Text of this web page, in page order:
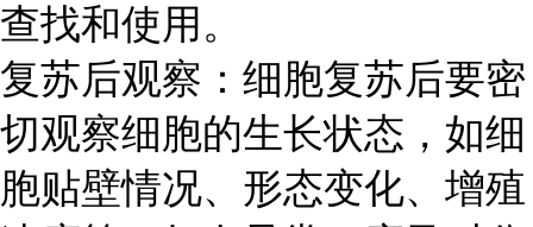
查找和使用。
复苏后观察：细胞复苏后要密
切观察细胞的生长状态，如细
胞贴壁情况、形态变化、增殖